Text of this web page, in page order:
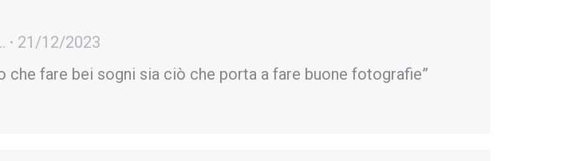
21/12/2023
che fare bei sogni sia ciò che porta a fare buone fotografie”